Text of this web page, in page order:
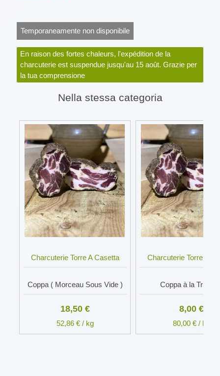
Temporaneamente non disponibile
En raison des fortes chaleurs, l'expédition de la
charcuterie est suspendue jusqu'au 15 août. Grazie per
la tua comprensione
Nella stessa categoria
Charcuterie Torre A Casetta
Coppa ( Morceau Sous Vide )
18,50 €
52,86 € / kg
Charcuterie Torre A
Coppa à la
8,00 €
80,00 € / kg